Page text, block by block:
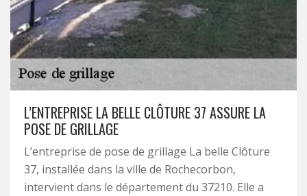
L’ENTREPRISE LA BELLE CLÔTURE 37 ASSURE LA
POSE DE GRILLAGE
L’entreprise de pose de grillage La belle Clôture
37, installée dans la ville de Rochecorbon,
intervient dans le département du 37210. Elle a